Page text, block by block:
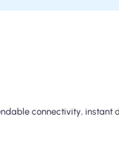
connectivity, instant